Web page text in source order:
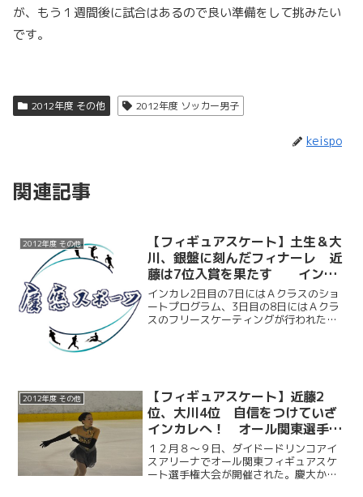
が、もう１週間後に試合はあるので良い準備をして挑みたい
です。
2012年度 その他 2012年度 ソッカー男子
keispo
関連記事
2012年度 その他
【フィギュアスケート】土生＆大
川、銀盤に刻んだフィナーレ 近
藤は7位入賞を果たす インカ
レ2・3日目
インカレ2日目の7日にはＡクラスのショ
ートプログラム、3日目の8日にはＡクラ
スのフリースケーティングが行われた。
2012年度 その他
【フィギュアスケート】近藤2
位、大川4位 自信をつけていざ
インカレへ！ オール関東選手権
大会
１２月８～９日、ダイドードリンコアイ
スアリーナでオール関東フィギュアスケ
ート選手権大会が開催された。慶大から